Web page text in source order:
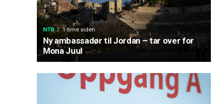
NTB 1 time siden
Ny ambassadør til Jordan – tar over for
Mona Juul